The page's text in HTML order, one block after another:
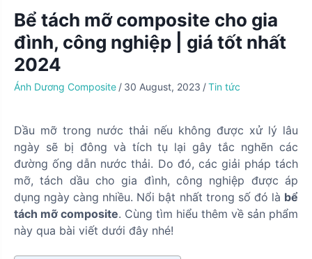
Bể tách mỡ composite cho gia
đình, công nghiệp | giá tốt nhất
2024
Ánh Dương Composite / 30 August, 2023 /Tin tức
Dầu mỡ trong nước thải nếu không được xử lý lâu
ngày sẽ bị đông và tích tụ lại gây tắc nghẽn các
đường ống dẫn nước thải. Do đó, các giải pháp tách
mỡ, tách dầu cho gia đình, công nghiệp được áp
dụng ngày càng nhiều. Nổi bật nhất trong số đó là bể
tách mỡ composite. Cùng tìm hiểu thêm về sản phẩm
này qua bài viết dưới đây nhé!